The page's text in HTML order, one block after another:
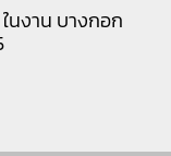
นงาน บางกอก